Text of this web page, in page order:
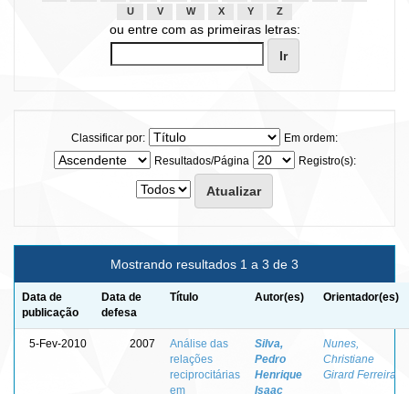
U
V W X Y Z
ou entre com as primeiras letras:
Classificar por:
Em ordem:
Resultados/Página
Registro(s):
Mostrando resultados 1 a 3 de 3
Data de
publicação
Data de
defesa
Título Autor(es) Orientador(es)
5-Fev-2010 2007
Análise das
relações
reciprocitárias
em
Silva,
Pedro
Henrique
Isaac
Nunes,
Christiane
Girard Ferreira